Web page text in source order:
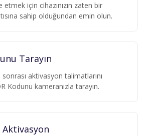
etmek için cihazınızın zaten bir
sahip olduğundan emin olun.
Tarayın
sonrası aktivasyon talimatlarını
Kodunu kameranızla tarayın.
Aktivasyon